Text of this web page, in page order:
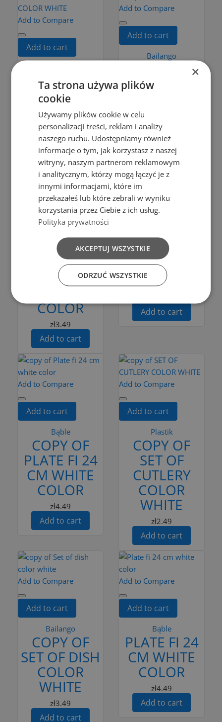
Add to Compare
Add to cart
SET OF
CUTLERY
COLOR
WHITE
zł2.49
Add to cart
Add to Compare
Add to cart
Bailango
DIP BOWL
WHITE
Add to cart
Add to Compare
Add to cart
Bailango
BOWL 0,75
L BAILANGO
WHITE
COLOR
zł3.49
Add to cart
Add to Compare
Add to cart
Bailango
CUP 0,3L
WHITE
COLOR
Add to cart
Add to Compare
Add to cart
Bąble
COPY OF
PLATE FI 24
CM WHITE
COLOR
zł4.49
Add to cart
Add to Compare
Add to cart
Plastik
COPY OF
SET OF
CUTLERY
COLOR
WHITE
zł2.49
Add to cart
Add to Compare
Add to cart
Bailango
COPY OF
SET OF DISH
COLOR
WHITE
zł3.49
Add to cart
Add to Compare
Add to cart
Bąble
PLATE FI 24
CM WHITE
COLOR
zł4.49
Add to cart
×
Ta strona używa plików
cookie
Używamy plików cookie w celu
personalizacji treści, reklam i analizy
naszego ruchu. Udostępniamy również
informacje o tym, jak korzystasz z naszej
witryny, naszym partnerom reklamowym
i analitycznym, którzy mogą łączyć je z
innymi informacjami, które im
przekazałeś lub które zebrali w wyniku
korzystania przez Ciebie z ich usług.
Polityka prywatności
AKCEPTUJ WSZYSTKIE
ODRZUĆ WSZYSTKIE